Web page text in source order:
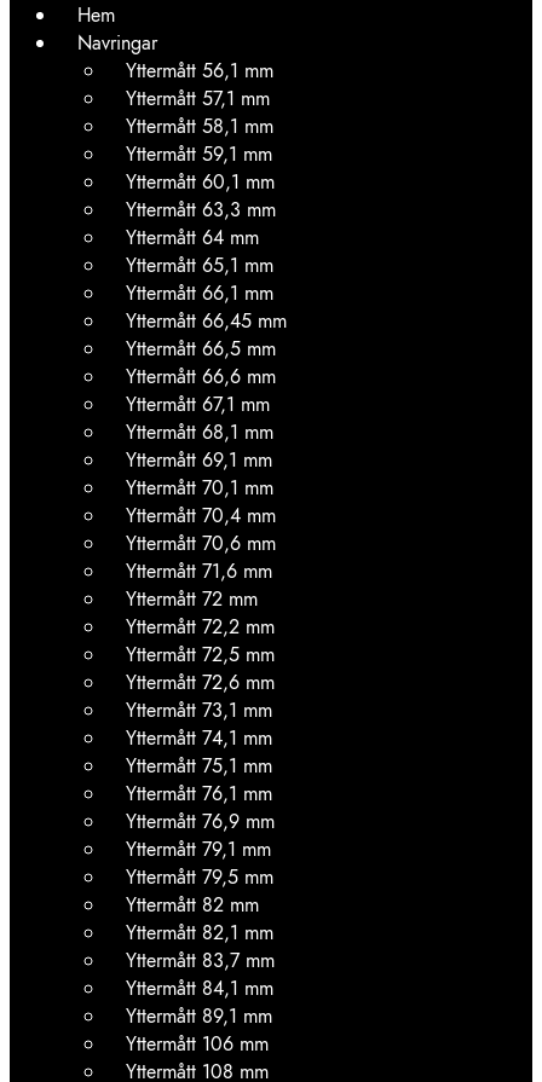
Hem
Navringar
Yttermått 56,1 mm
Yttermått 57,1 mm
Yttermått 58,1 mm
Yttermått 59,1 mm
Yttermått 60,1 mm
Yttermått 63,3 mm
Yttermått 64 mm
Yttermått 65,1 mm
Yttermått 66,1 mm
Yttermått 66,45 mm
Yttermått 66,5 mm
Yttermått 66,6 mm
Yttermått 67,1 mm
Yttermått 68,1 mm
Yttermått 69,1 mm
Yttermått 70,1 mm
Yttermått 70,4 mm
Yttermått 70,6 mm
Yttermått 71,6 mm
Yttermått 72 mm
Yttermått 72,2 mm
Yttermått 72,5 mm
Yttermått 72,6 mm
Yttermått 73,1 mm
Yttermått 74,1 mm
Yttermått 75,1 mm
Yttermått 76,1 mm
Yttermått 76,9 mm
Yttermått 79,1 mm
Yttermått 79,5 mm
Yttermått 82 mm
Yttermått 82,1 mm
Yttermått 83,7 mm
Yttermått 84,1 mm
Yttermått 89,1 mm
Yttermått 106 mm
Yttermått 108 mm